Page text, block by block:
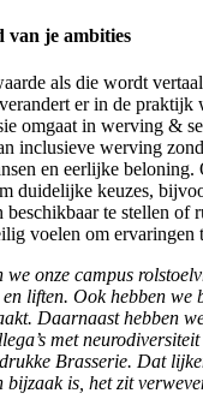
van je ambities
als die wordt
er in de praktijk
omgaat in werving &
inclusieve werving
en eerlijke beloning.
duidelijke keuzes,
beschikbaar te stellen of
voelen om ervaringen
we onze campus
liften. Ook hebben we
Daarnaast hebben
met
Brasserie. Dat
bijzaak is, het zit